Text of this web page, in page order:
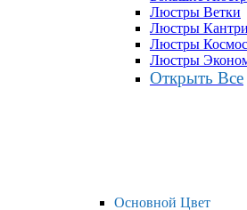
Люстры Ветки
Люстры Кантри
Люстры Космос
Люстры
Открыть Все
Основной Цвет